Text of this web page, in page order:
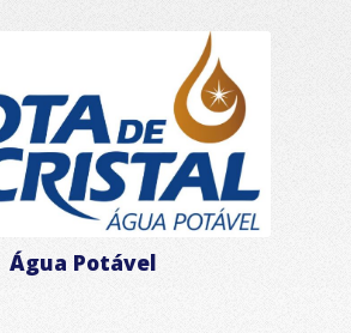
Água Potável